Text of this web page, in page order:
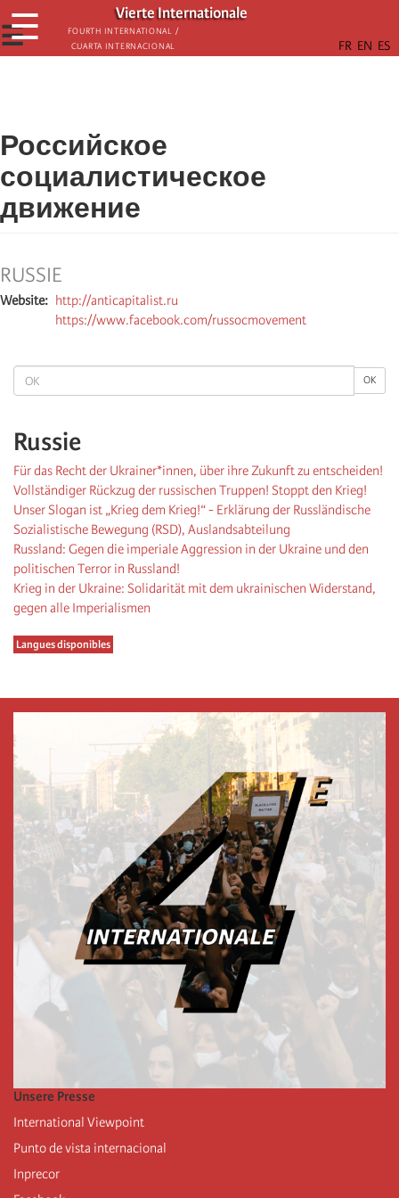
Skip
to
main
Vierte Internationale
Fourth International /
Cuarta Internacional
☰
☰
OK OK
Russie
Für das Recht der Ukrainer*innen, über ihre Zukunft zu entscheiden!
Vollständiger Rückzug der russischen Truppen! Stoppt den Krieg!
Unser Slogan ist „Krieg dem Krieg!“ - Erklärung der Russländische
Sozialistische Bewegung (RSD), Auslandsabteilung
Russland: Gegen die imperiale Aggression in der Ukraine und den
politischen Terror in Russland!
Krieg in der Ukraine: Solidarität mit dem ukrainischen Widerstand,
gegen alle Imperialismen
Langues disponibles
Российское
социалистическое
движение
RUSSIE
Website
http://anticapitalist.ru
https://www.facebook.com/russocmovement
Unsere Presse
International Viewpoint
Punto de vista internacional
Inprecor